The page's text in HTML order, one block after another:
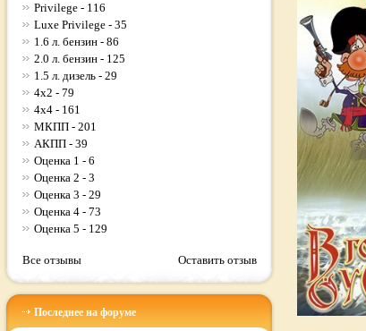
Privilege - 116
Luxe Privilege - 35
1.6 л. бензин - 86
2.0 л. бензин - 125
1.5 л. дизель - 29
4x2 - 79
4x4 - 161
МКПП - 201
АКПП - 39
Оценка 1 - 6
Оценка 2 - 3
Оценка 3 - 29
Оценка 4 - 73
Оценка 5 - 129
Все отзывы Оставить отзыв
Последнее на форуме